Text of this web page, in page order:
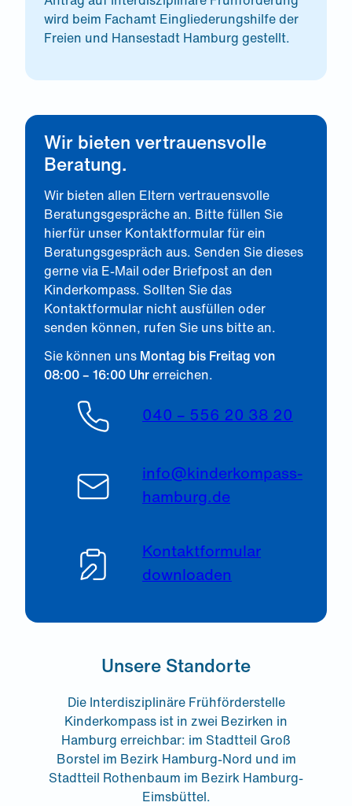
wird beim Fachamt Eingliederungshilfe der
Freien und Hansestadt Hamburg gestellt.
Wir bieten vertrauensvolle
Beratung.
Wir bieten allen Eltern vertrauensvolle
Beratungsgespräche an. Bitte füllen Sie
hierfür unser Kontaktformular für ein
Beratungsgespräch aus. Senden Sie dieses
gerne via E-Mail oder Briefpost an den
Kinderkompass. Sollten Sie das
Kontaktformular nicht ausfüllen oder
senden können, rufen Sie uns bitte an.
Sie können uns Montag bis Freitag von
08:00 – 16:00 Uhr erreichen.
040 – 556 20 38 20
info@kinderkompass-
hamburg.de
Kontaktformular
downloaden
Unsere Standorte
Die Interdisziplinäre Frühförderstelle
Kinderkompass ist in zwei Bezirken in
Hamburg erreichbar: im Stadtteil Groß
Borstel im Bezirk Hamburg-Nord und im
Stadtteil Rothenbaum im Bezirk Hamburg-
Eimsbüttel.